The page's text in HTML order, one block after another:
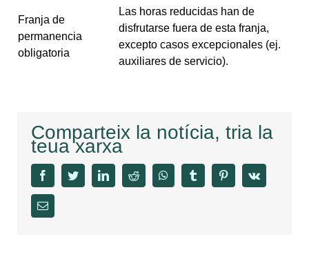
Franja de
permanencia
obligatoria
Las horas reducidas han de
disfrutarse fuera de esta franja,
excepto casos excepcionales (ej.
auxiliares de servicio).
Comparteix la notícia, tria la
teua xarxa
facebooktwitter linkedinreddit whatsapptumblr pinterestvk
Email